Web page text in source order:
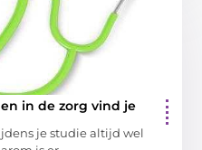
in de zorg vind je
je studie altijd wel